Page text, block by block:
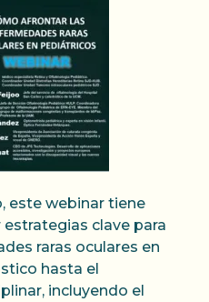
este webinar tiene
clave para
raras oculares en
hasta el
incluyendo el